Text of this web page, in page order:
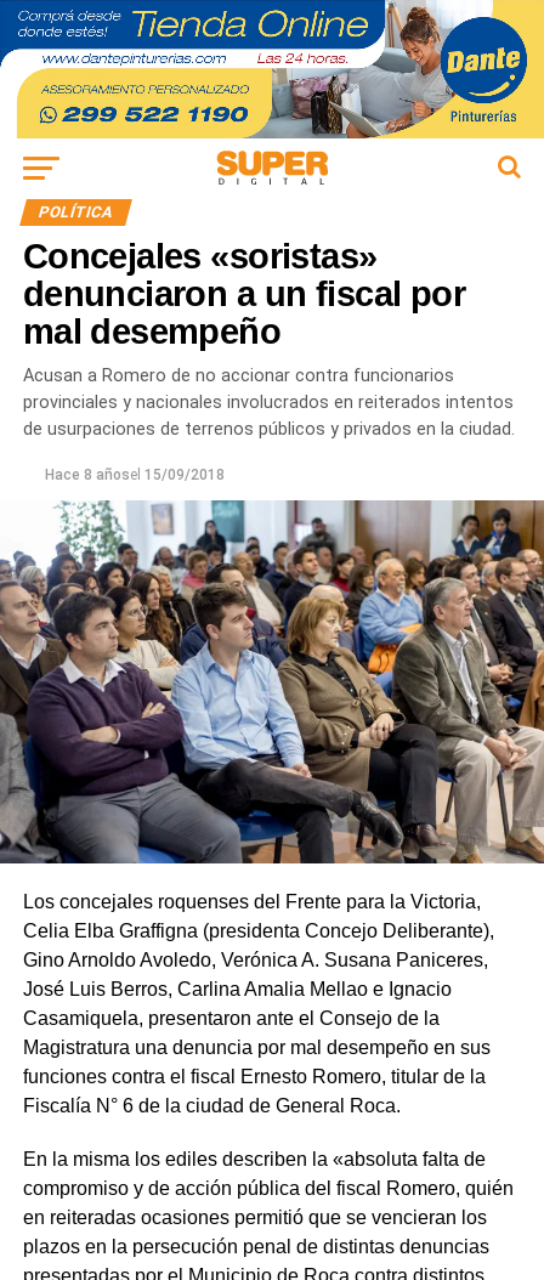
POLÍTICA
Concejales «soristas»
denunciaron a un fiscal por
mal desempeño
Acusan a Romero de no accionar contra funcionarios
provinciales y nacionales involucrados en reiterados intentos
de usurpaciones de terrenos públicos y privados en la ciudad.
Hace 8 añosel 15/09/2018
Los concejales roquenses del Frente para la Victoria,
Celia Elba Graffigna (presidenta Concejo Deliberante),
Gino Arnoldo Avoledo, Verónica A. Susana Paniceres,
José Luis Berros, Carlina Amalia Mellao e Ignacio
Casamiquela, presentaron ante el Consejo de la
Magistratura una denuncia por mal desempeño en sus
funciones contra el fiscal Ernesto Romero, titular de la
Fiscalía N° 6 de la ciudad de General Roca.
En la misma los ediles describen la «absoluta falta de
compromiso y de acción pública del fiscal Romero, quién
en reiteradas ocasiones permitió que se vencieran los
plazos en la persecución penal de distintas denuncias